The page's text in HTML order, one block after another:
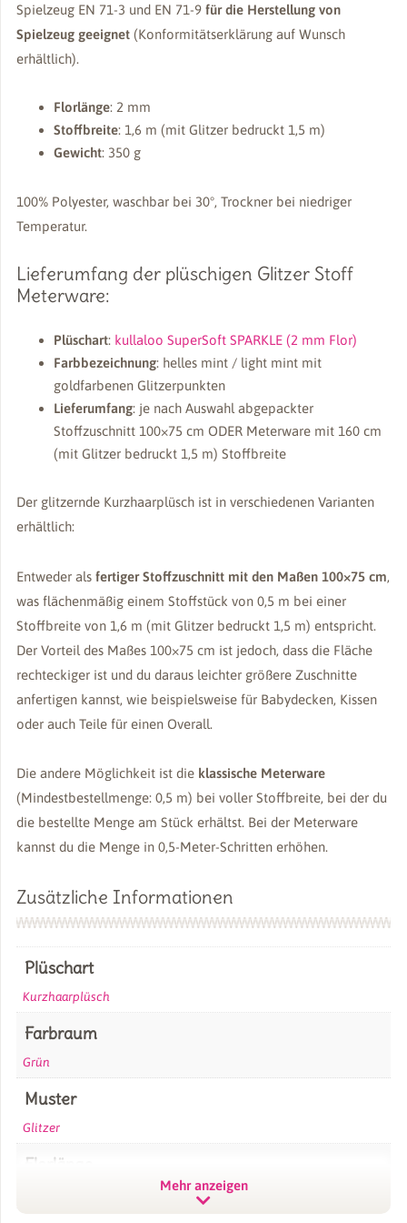
Spielzeug EN 71-3 und EN 71-9 für die Herstellung von
Spielzeug geeignet(Konformitätserklärung auf Wunsch
erhältlich).
Florlänge: 2 mm
Stoffbreite: 1,6 m (mit Glitzer bedruckt 1,5 m)
Gewicht: 350 g
100% Polyester, waschbar bei 30°, Trockner bei niedriger
Temperatur.
Lieferumfang der plüschigen Glitzer Stoff
Meterware:
Plüschart: kullaloo SuperSoft SPARKLE (2 mm Flor)
Farbbezeichnung: helles mint / light mint mit
goldfarbenen Glitzerpunkten
Lieferumfang: je nach Auswahl abgepackter
Stoffzuschnitt 100×75 cm ODER Meterware mit 160 cm
(mit Glitzer bedruckt 1,5 m) Stoffbreite
Der glitzernde Kurzhaarplüsch ist in verschiedenen Varianten
erhältlich:
Entweder als fertiger Stoffzuschnitt mit den Maßen 100×75 cm,
was flächenmäßig einem Stoffstück von 0,5 m bei einer
Stoffbreite von 1,6 m (mit Glitzer bedruckt 1,5 m) entspricht.
Der Vorteil des Maßes 100×75 cm ist jedoch, dass die Fläche
rechteckiger ist und du daraus leichter größere Zuschnitte
anfertigen kannst, wie beispielsweise für Babydecken, Kissen
oder auch Teile für einen Overall.
Die andere Möglichkeit ist die klassische Meterware
(Mindestbestellmenge: 0,5 m) bei voller Stoffbreite, bei der du
die bestellte Menge am Stück erhältst. Bei der Meterware
kannst du die Menge in 0,5-Meter-Schritten erhöhen.
Zusätzliche Informationen
Plüschart
Kurzhaarplüsch
Farbraum
Grün
Muster
Glitzer
Florlänge
Mehr anzeigen